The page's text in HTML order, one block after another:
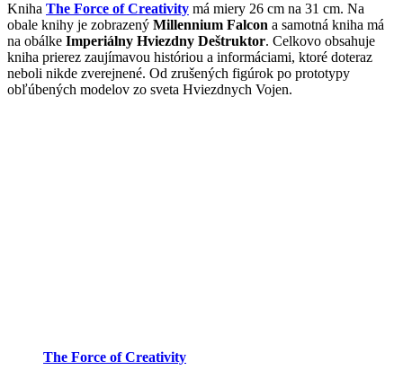
Kniha The Force of Creativity má miery 26 cm na 31 cm. Na
obale knihy je zobrazený Millennium Falcon a samotná kniha má
na obálke Imperiálny Hviezdny Deštruktor. Celkovo obsahuje
kniha prierez zaujímavou históriou a informáciami, ktoré doteraz
neboli nikde zverejnené. Od zrušených figúrok po prototypy
obľúbených modelov zo sveta Hviezdnych Vojen.
The Force of Creativity